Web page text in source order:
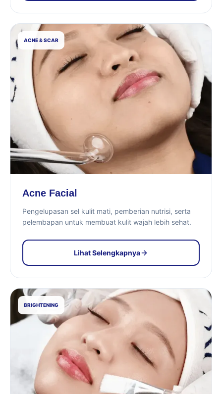
ACNE & SCAR
Acne Facial
Pengelupasan sel kulit mati, pemberian nutrisi, serta
pelembapan untuk membuat kulit wajah lebih sehat.
Lihat Selengkapnya
BRIGHTENING